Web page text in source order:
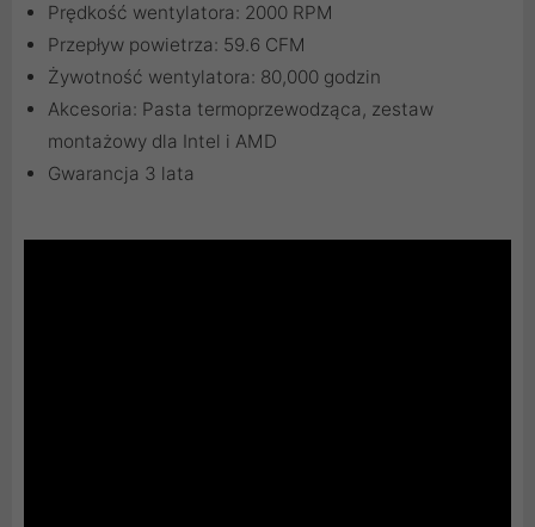
Prędkość wentylatora: 2000 RPM
Przepływ powietrza: 59.6 CFM
Żywotność wentylatora: 80,000 godzin
Akcesoria: Pasta termoprzewodząca, zestaw
montażowy dla Intel i AMD
Gwarancja 3 lata